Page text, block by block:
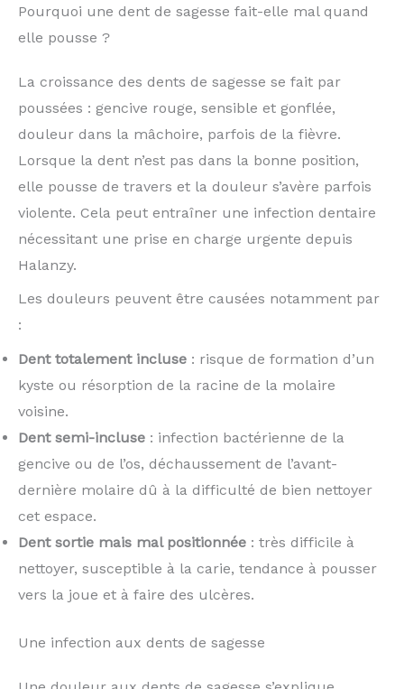
Pourquoi une dent de sagesse fait-elle mal quand
elle pousse ?
La croissance des dents de sagesse se fait par
poussées : gencive rouge, sensible et gonflée,
douleur dans la mâchoire, parfois de la fièvre.
Lorsque la dent n’est pas dans la bonne position,
elle pousse de travers et la douleur s’avère parfois
violente. Cela peut entraîner une infection dentaire
nécessitant une prise en charge urgente depuis
Halanzy.
Les douleurs peuvent être causées notamment par
:
Dent totalement incluse : risque de formation d’un
kyste ou résorption de la racine de la molaire
voisine.
Dent semi-incluse : infection bactérienne de la
gencive ou de l’os, déchaussement de l’avant-
dernière molaire dû à la difficulté de bien nettoyer
cet espace.
Dent sortie mais mal positionnée : très difficile à
nettoyer, susceptible à la carie, tendance à pousser
vers la joue et à faire des ulcères.
Une infection aux dents de sagesse